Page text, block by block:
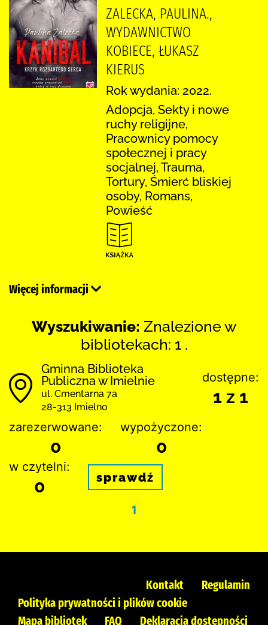
ZALECKA, PAULINA.,
WYDAWNICTWO
KOBIECE, ŁUKASZ
KIERUS
Rok wydania: 2022.
Adopcja, Sekty i nowe
ruchy religijne,
Pracownicy pomocy
społecznej i pracy
socjalnej, Trauma,
Tortury, Śmierć bliskiej
osoby, Romans,
Powieść
Więcej informacji
Wyszukiwanie: Znalezione w
bibliotekach: 1 .
Gminna Biblioteka
Publiczna w Imielnie
ul. Cmentarna 7a
28-313 Imielno
dostępne:
1 z 1
zarezerwowane:
0
wypożyczone:
0
w czytelni:
0 sprawdź
1
Kontakt
Regulamin
Polityka prywatności i plików cookie
Mapa bibliotek
FAQ Deklaracja dostępności